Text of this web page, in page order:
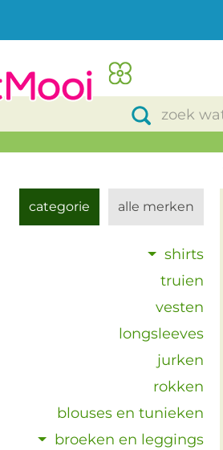
categorie
shirts
truien
vesten
longsleeves
jurken
rokken
blouses en tunieken
broeken en leggings
alle merken